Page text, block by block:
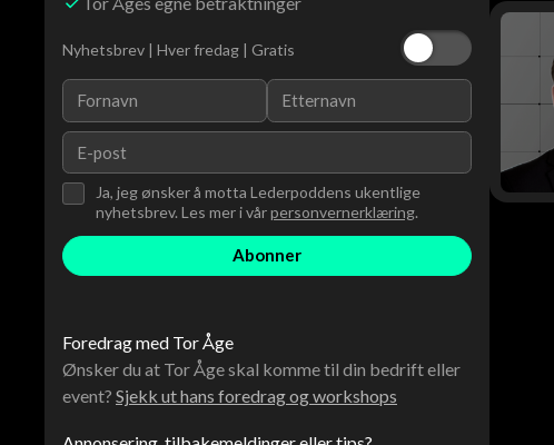
Nyhetsbrev | Hver fredag | Gratis
Ja, jeg ønsker å motta Lederpoddens ukentlige
nyhetsbrev. Les mer i vårpersonvernerklæring.
Foredrag med Tor Åge
Ønsker du at Tor Åge skal komme til din bedrift eller
event? Sjekk ut hans foredrag og workshops